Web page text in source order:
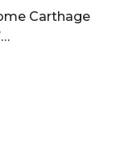
Carthage
54 670 670